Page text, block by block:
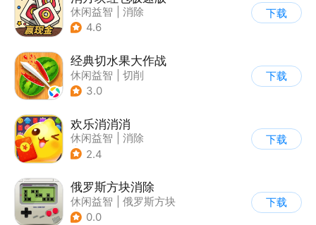
休闲益智
消除
| 积分网赚
4.6
下载
经典切水果大作战
休闲益智
切削
3.0
下载
欢乐消消消
休闲益智
消除
| 积分网赚
2.4
下载
俄罗斯方块消除
休闲益智
俄罗斯方块
| 消除
0.0
下载